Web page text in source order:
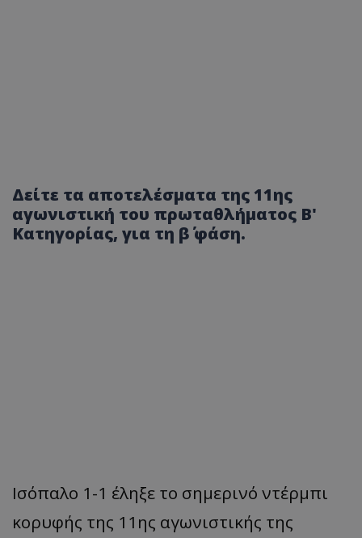
Δείτε τα αποτελέσματα της 11ης
αγωνιστική του πρωταθλήματος Β'
Κατηγορίας, για τη β΄ φάση.
Ισόπαλο 1-1 έληξε το σημερινό ντέρμπι
κορυφής της 11ης αγωνιστικής της